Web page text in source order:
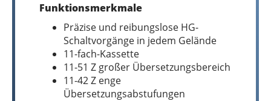
Funktionsmerkmale
Präzise und reibungslose HG-
Schaltvorgänge in jedem Gelände
11-fach-Kassette
11-51 Z großer Übersetzungsbereich
11-42 Z enge
Übersetzungsabstufungen